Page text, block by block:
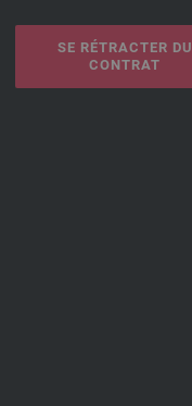
SE RÉTRACTER DU
CONTRAT